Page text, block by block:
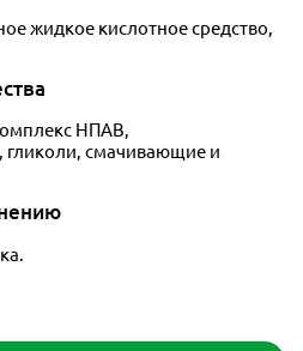
жидкое кислотное средство,
НПАВ,
гликоли, смачивающие и